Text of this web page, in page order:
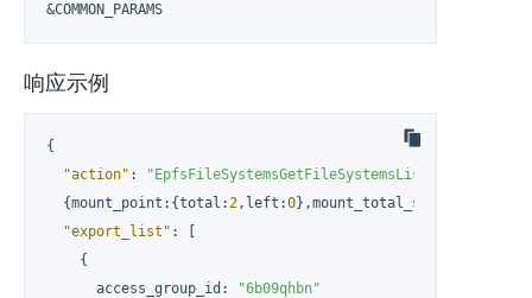
&COMMON_PARAMS
响应示例
{
"action" : "EpfsFileSystemsGetFileSystemsListResponse"
{mount_point : {total :2, left :0} ,mount_total_size
"export_list" :
{
      access_group_id
:
"6b09qhbn"